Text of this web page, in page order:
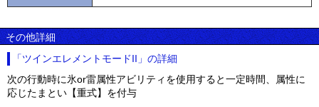
その他詳細
「ツインエレメントモードII」の詳細
次の行動時に氷or雷属性アビリティを使用すると一定時間、属性に
応じたまとい【重式】を付与